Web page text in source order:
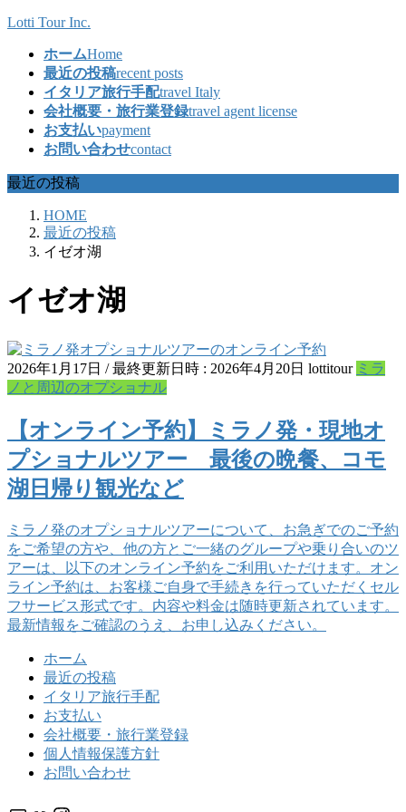
コ
ッ
プ
ナ
移
動
Lotti Tour Inc.
ホームHome
最近の投稿recent posts
イタリア旅行手配travel Italy
会社概要・旅行業登録travel agent license
お支払いpayment
お問い合わせcontact
最近の投稿
HOME
最近の投稿
イゼオ湖
イゼオ湖
2026年1月17日 / 最終更新日時 : 2026年4月20日 lottitour ミラ
ノと周辺のオプショナル
【オンライン予約】ミラノ発・現地オ
プショナルツアー 最後の晩餐、コモ
湖日帰り観光など
ミラノ発のオプショナルツアーについて、お急ぎでのご予約
をご希望の方や、他の方とご一緒のグループや乗り合いのツ
アーは、以下のオンライン予約をご利用いただけます。オン
ライン予約は、お客様ご自身で手続きを行っていただくセル
フサービス形式です。内容や料金は随時更新されています。
最新情報をご確認のうえ、お申し込みください。
ホーム
最近の投稿
イタリア旅行手配
お支払い
会社概要・旅行業登録
個人情報保護方針
お問い合わせ